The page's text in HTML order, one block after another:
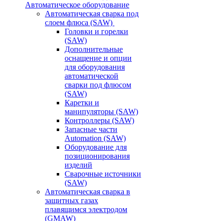
Автоматическое оборудование
Автоматическая сварка под
слоем флюса (SAW)
Головки и горелки
(SAW)
Дополнительные
оснащение и опции
для оборудования
автоматической
сварки под флюсом
(SAW)
Каретки и
манипуляторы (SAW)
Контроллеры (SAW)
Запасные части
Automation (SAW)
Оборудование для
позиционирования
изделий
Сварочные источники
(SAW)
Автоматическая сварка в
защитных газах
плавящимся электродом
(GMAW)